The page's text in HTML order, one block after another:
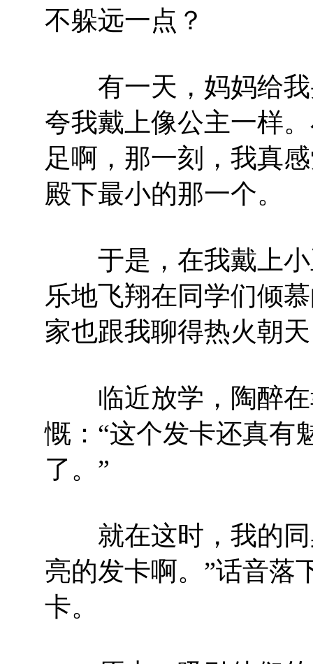
不躲远一点？
有一天，妈妈给我
夸我戴上像公主一样
足啊，那一刻，我真
殿下最小的那一个。
于是，在我戴上小
乐地飞翔在同学们倾
家也跟我聊得热火朝
临近放学，陶醉在
慨：“这个发卡还真有
了。”
就在这时，我的同
亮的发卡啊。”话音落
卡。